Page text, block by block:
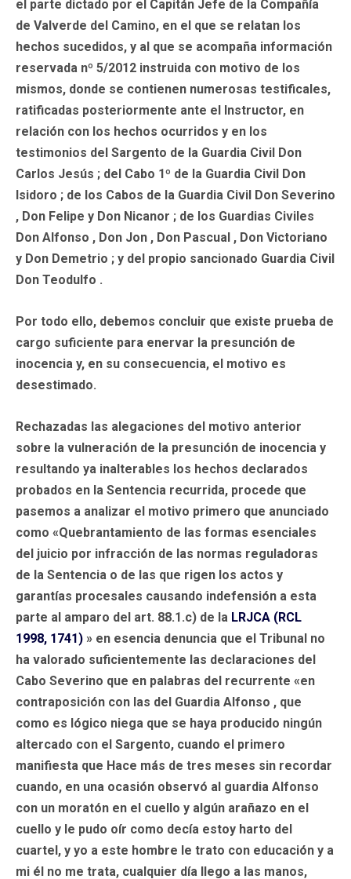
el parte dictado por el Capitán Jefe de la Compañía
de Valverde del Camino, en el que se relatan los
hechos sucedidos, y al que se acompaña información
reservada nº 5/2012 instruida con motivo de los
mismos, donde se contienen numerosas testificales,
ratificadas posteriormente ante el Instructor, en
relación con los hechos ocurridos y en los
testimonios del Sargento de la Guardia Civil Don
Carlos Jesús ; del Cabo 1º de la Guardia Civil Don
Isidoro ; de los Cabos de la Guardia Civil Don Severino
, Don Felipe y Don Nicanor ; de los Guardias Civiles
Don Alfonso , Don Jon , Don Pascual , Don Victoriano
y Don Demetrio ; y del propio sancionado Guardia Civil
Don Teodulfo .
Por todo ello, debemos concluir que existe prueba de
cargo suficiente para enervar la presunción de
inocencia y, en su consecuencia, el motivo es
desestimado.
Rechazadas las alegaciones del motivo anterior
sobre la vulneración de la presunción de inocencia y
resultando ya inalterables los hechos declarados
probados en la Sentencia recurrida, procede que
pasemos a analizar el motivo primero que anunciado
como «Quebrantamiento de las formas esenciales
del juicio por infracción de las normas reguladoras
de la Sentencia o de las que rigen los actos y
garantías procesales causando indefensión a esta
parte al amparo del art. 88.1.c) de la LRJCA (RCL
1998, 1741) » en esencia denuncia que el Tribunal no
ha valorado suficientemente las declaraciones del
Cabo Severino que en palabras del recurrente «en
contraposición con las del Guardia Alfonso , que
como es lógico niega que se haya producido ningún
altercado con el Sargento, cuando el primero
manifiesta que Hace más de tres meses sin recordar
cuando, en una ocasión observó al guardia Alfonso
con un moratón en el cuello y algún arañazo en el
cuello y le pudo oír como decía estoy harto del
cuartel, y yo a este hombre le trato con educación y a
mi él no me trata, cualquier día llego a las manos,